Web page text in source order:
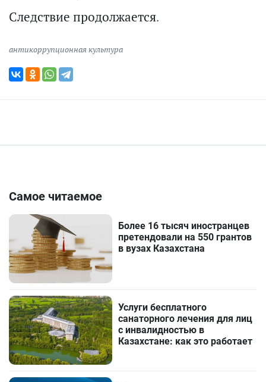
Следствие продолжается.
антикоррупционная культура
Самое читаемое
Более 16 тысяч иностранцев
претендовали на 550 грантов
в вузах Казахстана
Услуги бесплатного
санаторного лечения для лиц
с инвалидностью в
Казахстане: как это работает